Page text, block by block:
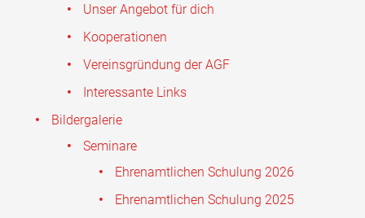
Unser Angebot für dich
Kooperationen
Vereinsgründung der AGF
Interessante Links
Bildergalerie
Seminare
Ehrenamtlichen Schulung 2026
Ehrenamtlichen Schulung 2025